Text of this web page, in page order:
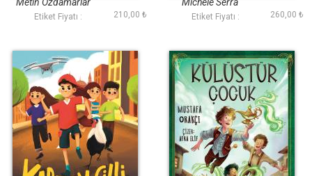
Etiket Fiyatı : 210,00 ₺ Etiket Fiyatı : 260,00 ₺